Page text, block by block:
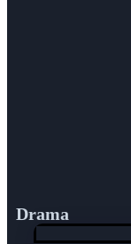
Drama